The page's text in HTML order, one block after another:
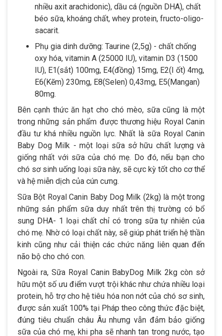
nhiều axit arachidonic), dầu cá (nguồn DHA), chất
béo sữa, khoáng chất, whey protein, fructo-oligo-
sacarit.
Phụ gia dinh dưỡng: Taurine (2,5g) - chất chống
oxy hóa, vitamin A (25000 IU), vitamin D3 (1500
IU), E1(sắt) 100mg, E4(đồng) 15mg, E2(I ốt) 4mg,
E6(Kẽm) 230mg, E8(Selen) 0,43mg, E5(Mangan)
80mg.
Bên cạnh thức ăn hạt cho chó mèo, sữa cũng là một
trong những sản phẩm được thương hiệu Royal Canin
đầu tư khá nhiều nguồn lực. Nhất là sữa Royal Canin
Baby Dog Milk - một loại sữa sở hữu chất lượng và
giống nhất với sữa của chó mẹ. Do đó, nếu bạn cho
chó sơ sinh uống loại sữa này, sẽ cực kỳ tốt cho cơ thể
và hệ miễn dịch của cún cưng.
Sữa Bột Royal Canin Baby Dog Milk (2kg) là một trong
những sản phẩm sữa duy nhất trên thị trường có bổ
sung DHA- 1 loại chất chỉ có trong sữa tự nhiên của
chó mẹ. Nhờ có loại chất này, sẽ giúp phát triển hệ thần
kinh cũng như cải thiện các chức năng liên quan đến
não bộ cho chó con.
Ngoài ra, Sữa Royal Canin BabyDog Milk 2kg còn sở
hữu một số ưu điểm vượt trội khác như chứa nhiều loại
protein, hỗ trợ cho hệ tiêu hóa non nớt của chó sơ sinh,
được sản xuất 100% tại Pháp theo công thức đặc biệt,
đúng tiêu chuẩn châu Âu nhưng vẫn đảm bảo giống
sữa của chó mẹ, khi pha sẽ nhanh tan trong nước, tạo